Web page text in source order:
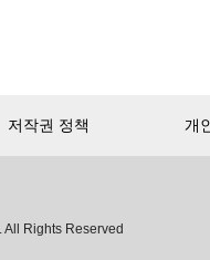
저작권 정책 개
Rights Reserved